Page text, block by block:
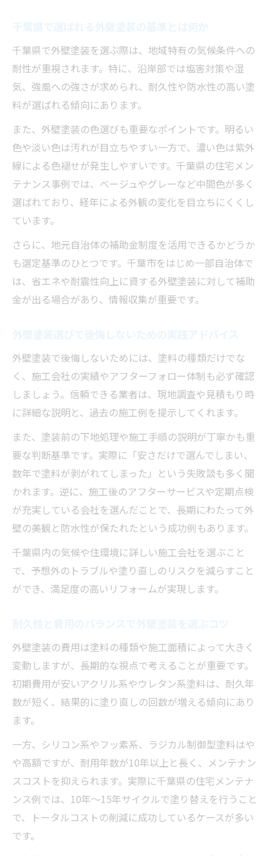
耐久性を左右する外壁塗装の注意点
外壁塗装と補助金制度の活用術を紹介
外壁塗装で利用できる補助金制度の要点
千葉県の外壁塗装補助金情報をチェック
補助金で外壁塗装の費用負担を減らす方法
外壁塗装の補助金申請時の注意ポイント
補助金活用で実現する高品質外壁塗装
補助金を使って賢く外壁塗装費用を抑える方法
外壁塗装費用削減に役立つ補助金申請手順
外壁塗装に利用できる補助金の種類と特徴
補助金活用で外壁塗装をお得に実現するコ
千葉県で外壁塗装を選ぶ際は、地域特有の気候条件への
耐性が重視されます。特に、沿岸部では塩害対策や湿
気、強風への強さが求められ、耐久性や防水性の高い塗
料が選ばれる傾向にあります。
また、外壁塗装の色選びも重要なポイントです。明るい
色や淡い色は汚れが目立ちやすい一方で、濃い色は紫外
線による色褪せが発生しやすいです。千葉県の住宅メン
テナンス事例では、ベージュやグレーなど中間色が多く
選ばれており、経年による外観の変化を目立ちにくくし
ています。
さらに、地元自治体の補助金制度を活用できるかどうか
も選定基準のひとつです。千葉市をはじめ一部自治体で
は、省エネや耐震性向上に資する外壁塗装に対して補助
金が出る場合があり、情報収集が重要です。
外壁塗装で後悔しないためには、塗料の種類だけでな
く、施工会社の実績やアフターフォロー体制も必ず確認
しましょう。信頼できる業者は、現地調査や見積もり時
に詳細な説明と、過去の施工例を提示してくれます。
また、塗装前の下地処理や施工手順の説明が丁寧かも重
要な判断基準です。実際に「安さだけで選んでしまい、
数年で塗料が剥がれてしまった」という失敗談も多く聞
かれます。逆に、施工後のアフターサービスや定期点検
が充実している会社を選んだことで、長期にわたって外
壁の美観と防水性が保たれたという成功例もあります。
千葉県内の気候や住環境に詳しい施工会社を選ぶこと
で、予想外のトラブルや塗り直しのリスクを減らすこと
ができ、満足度の高いリフォームが実現します。
外壁塗装の費用は塗料の種類や施工面積によって大きく
変動しますが、長期的な視点で考えることが重要です。
初期費用が安いアクリル系やウレタン系塗料は、耐久年
数が短く、結果的に塗り直しの回数が増える傾向にあり
ます。
一方、シリコン系やフッ素系、ラジカル制御型塗料はや
や高額ですが、耐用年数が10年以上と長く、メンテナン
スコストを抑えられます。実際に千葉県の住宅メンテナ
ンス例では、10年～15年サイクルで塗り替えを行うこと
で、トータルコストの削減に成功しているケースが多い
です。